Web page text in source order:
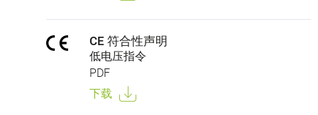
CE 符合性声明
低电压指令
PDF
下载